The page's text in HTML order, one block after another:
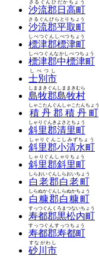
沙流郡日高町
さるぐんひだかちょう
沙流郡平取町
さるぐんびらとりちょう
標津郡標津町
しべつぐんしべつちょう
標津郡中標津町
しべつぐんなかしべつちょう
士別市
しべつし
島牧郡島牧村
しままきぐんしままきむら
積丹郡積丹町
しゃこたんぐんしゃこたんちょう
斜里郡清里町
しゃりぐんきよさとちょう
斜里郡小清水町
しゃりぐんこしみずちょう
斜里郡斜里町
しゃりぐんしゃりちょう
白老郡白老町
しらおいぐんしらおいちょう
白糠郡白糠町
しらぬかぐんしらぬかちょう
寿都郡黒松内町
すっつぐんくろまつないちょう
寿都郡寿都町
すっつぐんすっつちょう
砂川市
すながわし